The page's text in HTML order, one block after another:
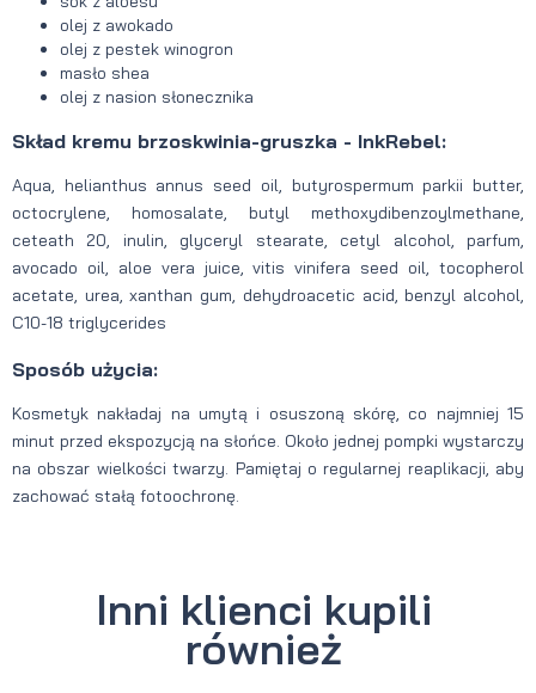
olej z awokado
olej z pestek winogron
masło shea
olej z nasion słonecznika
Skład kremu brzoskwinia-gruszka - InkRebel:
Aqua, helianthus annus seed oil, butyrospermum parkii butter,
octocrylene, homosalate, butyl methoxydibenzoylmethane,
ceteath 20, inulin, glyceryl stearate, cetyl alcohol, parfum,
avocado oil, aloe vera juice, vitis vinifera seed oil, tocopherol
acetate, urea, xanthan gum, dehydroacetic acid, benzyl alcohol,
C10-18 triglycerides
Sposób użycia:
Kosmetyk nakładaj na umytą i osuszoną skórę, co najmniej 15
minut przed ekspozycją na słońce. Około jednej pompki wystarczy
na obszar wielkości twarzy. Pamiętaj o regularnej reaplikacji, aby
zachować stałą fotoochronę.
Inni klienci kupili
również